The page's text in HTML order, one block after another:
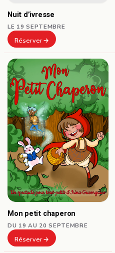
Nuit d’ivresse
LE 19 SEPTEMBRE
Réserver
Mon petit chaperon
DU 19 AU 20 SEPTEMBRE
Réserver